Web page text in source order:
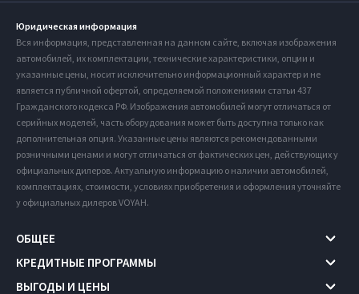
Юридическая информация
Вся информация, представленная на данном сайте, включая изображения
автомобилей, их комплектации, технические характеристики, опции и
указанные цены, носит исключительно информационный характер и не
является публичной офертой, определяемой положениями статьи 437
Гражданского кодекса РФ. Изображения автомобилей могут отличаться от
серийных моделей, часть оборудования может быть доступна только как
дополнительная опция. Указанные цены являются рекомендованными
розничными ценами и могут отличаться от фактических цен, действующих у
официальных дилеров. Актуальную информацию о наличии автомобилей,
комплектациях, стоимости, условиях приобретения и оформления уточняйте
у официальных дилеров VOYAH.
ОБЩЕЕ
КРЕДИТНЫЕ ПРОГРАММЫ
ВЫГОДЫ И ЦЕНЫ